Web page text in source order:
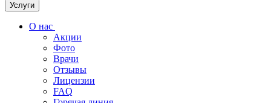
Услуги
О нас
Акции
Фото
Врачи
Отзывы
Лицензии
FAQ